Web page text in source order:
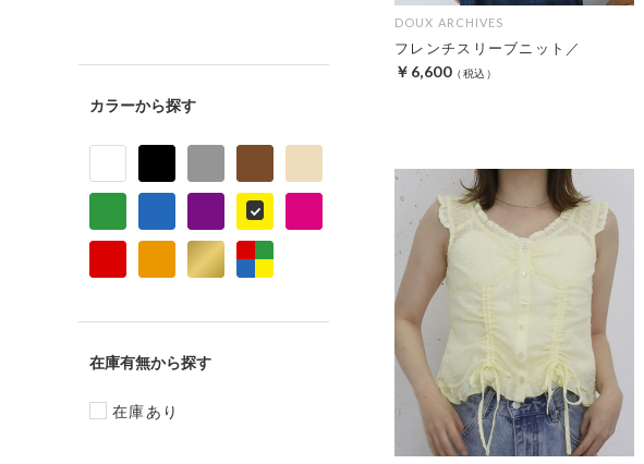
カラー
在庫有無
在庫あり
DOUX ARCHIVES
フレンチスリーブニット／
￥6,600